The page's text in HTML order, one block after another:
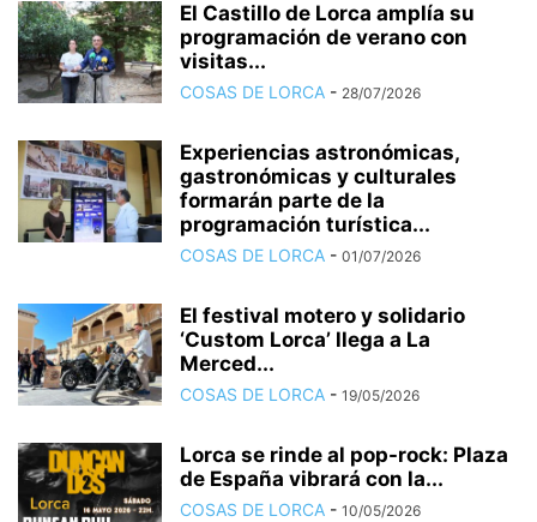
El Castillo de Lorca amplía su
programación de verano con
visitas...
COSAS DE LORCA - 28/07/2026
Experiencias astronómicas,
gastronómicas y culturales
formarán parte de la
programación turística...
COSAS DE LORCA - 01/07/2026
El festival motero y solidario
‘Custom Lorca’ llega a La
Merced...
COSAS DE LORCA - 19/05/2026
Lorca se rinde al pop-rock: Plaza
de España vibrará con la...
COSAS DE LORCA - 10/05/2026